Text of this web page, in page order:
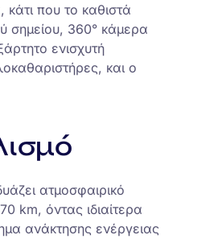
που το καθιστά
σημείου, 360° κάμερα
ενισχυτή
και ο
ατμοσφαιρικό
km, όντας ιδιαίτερα
ανάκτησης ενέργειας